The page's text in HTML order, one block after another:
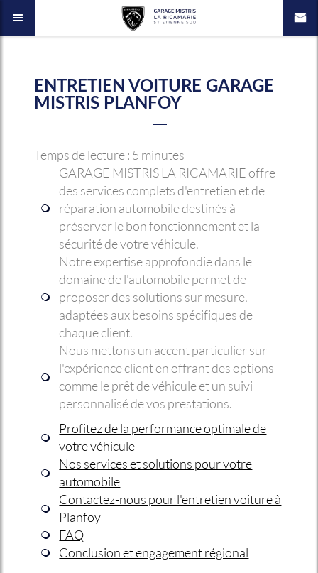
ENTRETIEN VOITURE GARAGE
MISTRIS PLANFOY
Temps de lecture : 5 minutes
GARAGE MISTRIS LA RICAMARIE offre
des services complets d'entretien et de
réparation automobile destinés à
préserver le bon fonctionnement et la
sécurité de votre véhicule.
Notre expertise approfondie dans le
domaine de l'automobile permet de
proposer des solutions sur mesure,
adaptées aux besoins spécifiques de
chaque client.
Nous mettons un accent particulier sur
l'expérience client en offrant des options
comme le prêt de véhicule et un suivi
personnalisé de vos prestations.
Profitez de la performance optimale de
votre véhicule
Nos services et solutions pour votre
automobile
Contactez-nous pour l'entretien voiture à
Planfoy
FAQ
Conclusion et engagement régional